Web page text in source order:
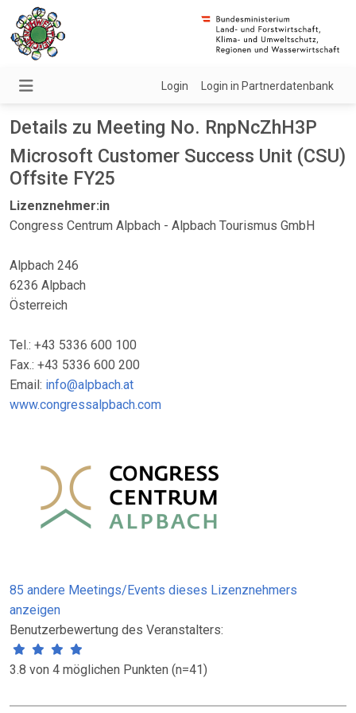
Login Login in Partnerdatenbank
Details zu Meeting No. RnpNcZhH3P
Microsoft Customer Success Unit (CSU)
Offsite FY25
Lizenznehmer:in
Congress Centrum Alpbach - Alpbach Tourismus GmbH
Alpbach 246
6236 Alpbach
Österreich
Tel.: +43 5336 600 100
Fax.: +43 5336 600 200
Email: info@alpbach.at
www.congressalpbach.com
85 andere Meetings/Events dieses Lizenznehmers
anzeigen
Benutzerbewertung des Veranstalters:
3.8 von 4 möglichen Punkten (n=41)